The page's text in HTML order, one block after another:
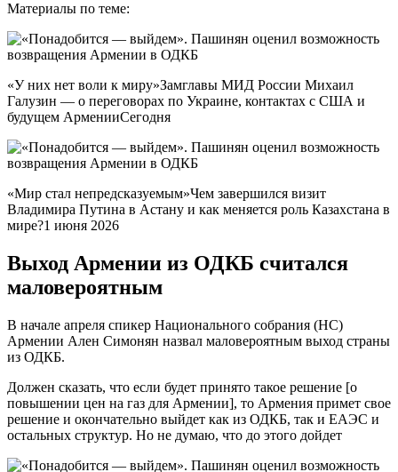
Материалы по теме:
«У них нет воли к миру»Замглавы МИД России Михаил
Галузин — о переговорах по Украине, контактах с США и
будущем АрменииСегодня
«Мир стал непредсказуемым»Чем завершился визит
Владимира Путина в Астану и как меняется роль Казахстана в
мире?1 июня 2026
Выход Армении из ОДКБ считался
маловероятным
В начале апреля спикер Национального собрания (НС)
Армении Ален Симонян назвал маловероятным выход страны
из ОДКБ.
Должен сказать, что если будет принято такое решение [о
повышении цен на газ для Армении], то Армения примет свое
решение и окончательно выйдет как из ОДКБ, так и ЕАЭС и
остальных структур. Но не думаю, что до этого дойдет